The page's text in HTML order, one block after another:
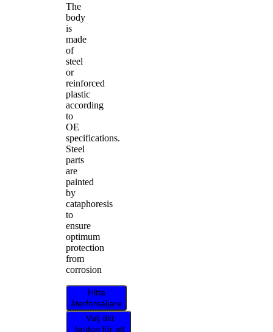
The
body
is
made
of
steel
or
reinforced
plastic
according
to
OE
specifications.
Steel
parts
are
painted
by
cataphoresis
to
ensure
optimum
protection
from
corrosion
Hitta
återförsäljare
Välj ditt
fordon för att